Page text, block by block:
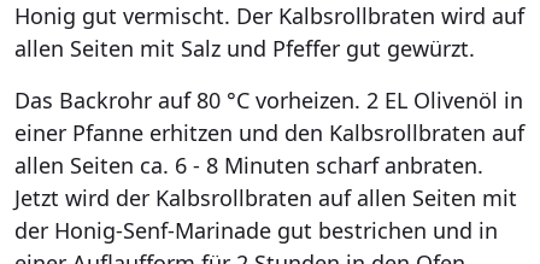
Honig gut vermischt. Der Kalbsrollbraten wird auf
allen Seiten mit Salz und Pfeffer gut gewürzt.
Das Backrohr auf 80 °C vorheizen. 2 EL Olivenöl in
einer Pfanne erhitzen und den Kalbsrollbraten auf
allen Seiten ca. 6 - 8 Minuten scharf anbraten.
Jetzt wird der Kalbsrollbraten auf allen Seiten mit
der Honig-Senf-Marinade gut bestrichen und in